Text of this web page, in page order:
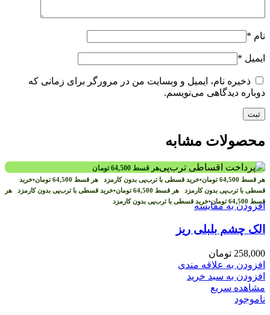
نام *
ایمیل *
ذخیره نام، ایمیل و وبسایت من در مرورگر برای زمانی که
دوباره دیدگاهی می‌نویسم.
محصولات مشابه
هر قسط 64,500 تومان
هر قسط 64,500 تومان•خرید قسطی با ترب‌پی بدون کارمزد هر قسط 64,500 تومان•خرید
قسطی با ترب‌پی بدون کارمزد هر قسط 64,500 تومان•خرید قسطی با ترب‌پی بدون کارمزد هر
قسط 64,500 تومان•خرید قسطی با ترب‌پی بدون کارمزدافزودن به مقایسه
الک چشم بلبلی ریز
258,000 تومان
افزودن به علاقه مندی
افزودن به سبد خرید
مشاهده سریع
ناموجود